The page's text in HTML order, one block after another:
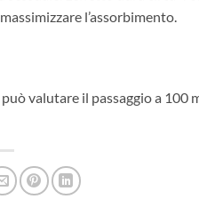
l’assorbimento.
valutare il passaggio a 100